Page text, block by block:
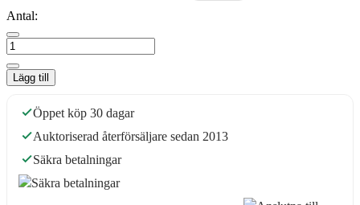
Antal:
Lägg till
Öppet köp 30 dagar
Auktoriserad återförsäljare sedan 2013
Säkra betalningar